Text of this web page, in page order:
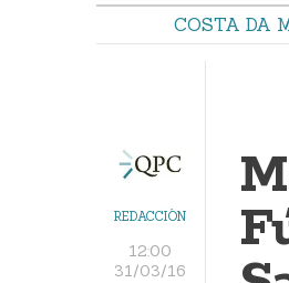
COSTA DA
REDACCIÓN
12:00
31/03/16